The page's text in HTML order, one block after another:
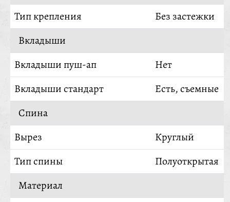
Тип крепления
Без застежки
Вкладыши
Вкладыши пуш-ап
Нет
Вкладыши стандарт
Есть, съемные
Спина
Вырез
Круглый
Тип спины
Полуоткрытая
Материал